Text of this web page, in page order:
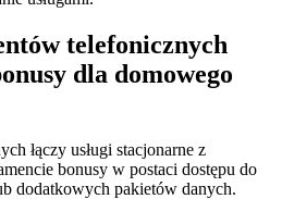
telefonicznych
dla domowego
łączy usługi stacjonarne z
bonusy w postaci dostępu do
dodatkowych pakietów danych.